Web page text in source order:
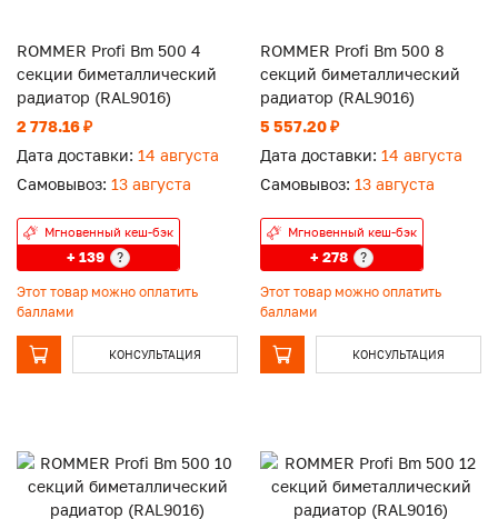
ROMMER Profi Bm 500 4
секции биметаллический
радиатор (RAL9016)
2 778.16 ₽
Дата доставки: 14 августа
Самовывоз: 13 августа
Мгновенный кеш-бэк
+ 139 ?
Этот товар можно оплатить
баллами
КОНСУЛЬТАЦИЯ
ROMMER Profi Bm 500 8
секций биметаллический
радиатор (RAL9016)
5 557.20 ₽
Дата доставки: 14 августа
Самовывоз: 13 августа
Мгновенный кеш-бэк
+ 278 ?
Этот товар можно оплатить
баллами
КОНСУЛЬТАЦИЯ